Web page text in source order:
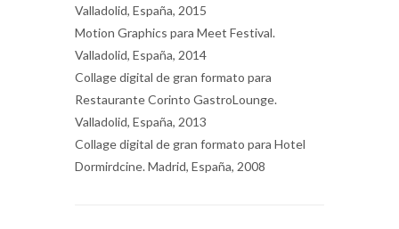
Valladolid, España, 2015
Motion Graphics para Meet Festival.
Valladolid, España, 2014
Collage digital de gran formato para
Restaurante Corinto GastroLounge.
Valladolid, España, 2013
Collage digital de gran formato para Hotel
Dormirdcine. Madrid, España, 2008